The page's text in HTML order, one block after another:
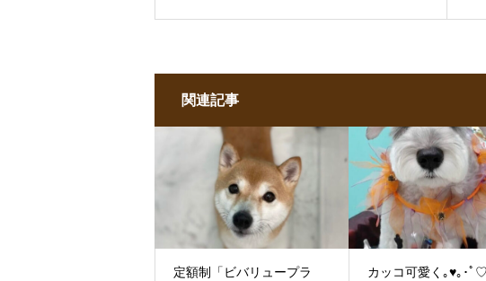
関連記事
定額制「ビバリュープラ
カッコ可愛く｡♥｡･ﾟ